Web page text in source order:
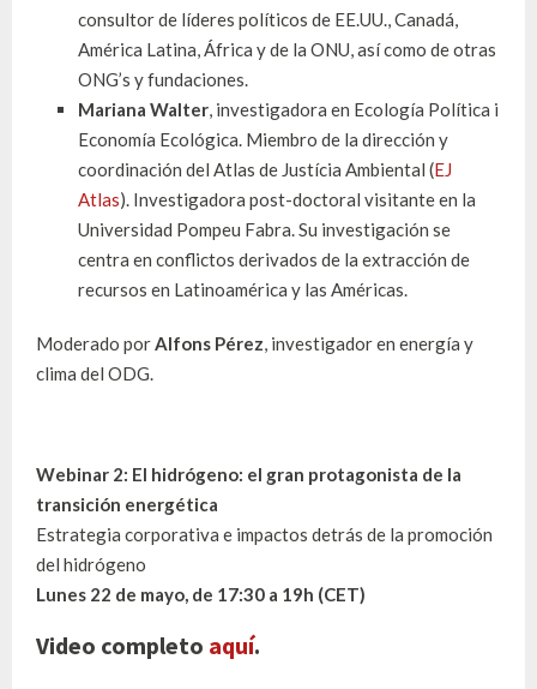
consultor de líderes políticos de EE.UU., Canadá,
América Latina, África y de la ONU, así como de otras
ONG’s y fundaciones.
Mariana Walter, investigadora en Ecología Política i
Economía Ecológica. Miembro de la dirección y
coordinación del Atlas de Justícia Ambiental (EJ
Atlas). Investigadora post-doctoral visitante en la
Universidad Pompeu Fabra. Su investigación se
centra en conflictos derivados de la extracción de
recursos en Latinoamérica y las Américas.
Moderado porAlfons Pérez, investigador en energía y
clima del ODG.
Webinar 2: El hidrógeno: el gran protagonista de la
transición energética
Estrategia corporativa e impactos detrás de la promoción
del hidrógeno
Lunes 22 de mayo, de 17:30 a 19h (CET)
Video completo aquí.